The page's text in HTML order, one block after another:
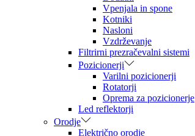
Vpenjala in spone
Kotniki
Nasloni
Vzdrževanje
Filtrirni prezračevalni sistemi
Pozicionerji
Varilni pozicionerji
Rotatorji
Oprema za pozicionerje
Led reflektorji
Orodje
Električno orodje